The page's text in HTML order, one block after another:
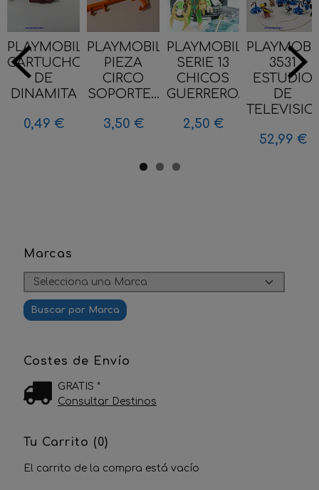
Marcas
Costes de Envío
GRATIS *
Consultar Destinos
Tu Carrito (0)
El carrito de la compra está vacío
PLAYMOBIL
CARTUCHOS
DE
DINAMITA
0,49 €
PLAYMOBIL
PIEZA
CIRCO
SOPORTE...
3,50 €
PLAYMOBIL
SERIE 13
CHICOS
GUERRERO...
2,50 €
3531
ESTUDIO
DE
52,99 €